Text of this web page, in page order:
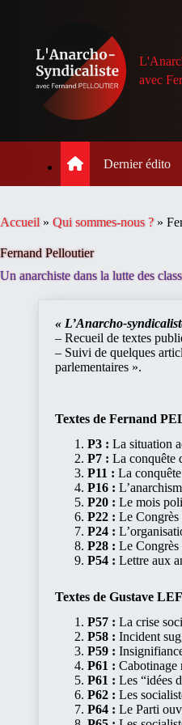
avec
Dernier édito
Accueil » Qui sommes-nous ?»
Fernand Pelloutier
Un anarchiste dans la lutte des
« L’Anarcho-
– Recueil de textes
– Suivi de quelques
parlementaires ».
Textes de Fernand
P3 : La situation
P7 : La conquête
P11 : La
P16 :
P20 : Le mois
P22 : Le Congrès
P24 :
P28 : Le Congrès
P54 : Lettre aux
Textes de Gustave
P57 : La crise
P58 : Incident
P59 :
P61 : Cabotinage
P61 : Les “idées
P62 : Les
P64 : Le Parti